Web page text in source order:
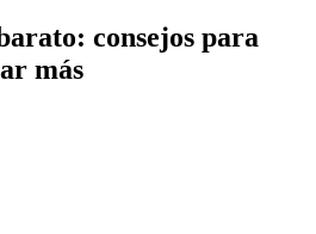
consejos para
más